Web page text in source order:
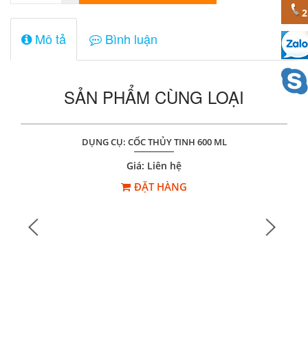
phẩm
Mô tả Bình luận
SẢN PHẨM CÙNG LOẠI
DỤNG CỤ: CỐC THỦY TINH 600 ML
Giá: Liên hệ
ĐẶT HÀNG